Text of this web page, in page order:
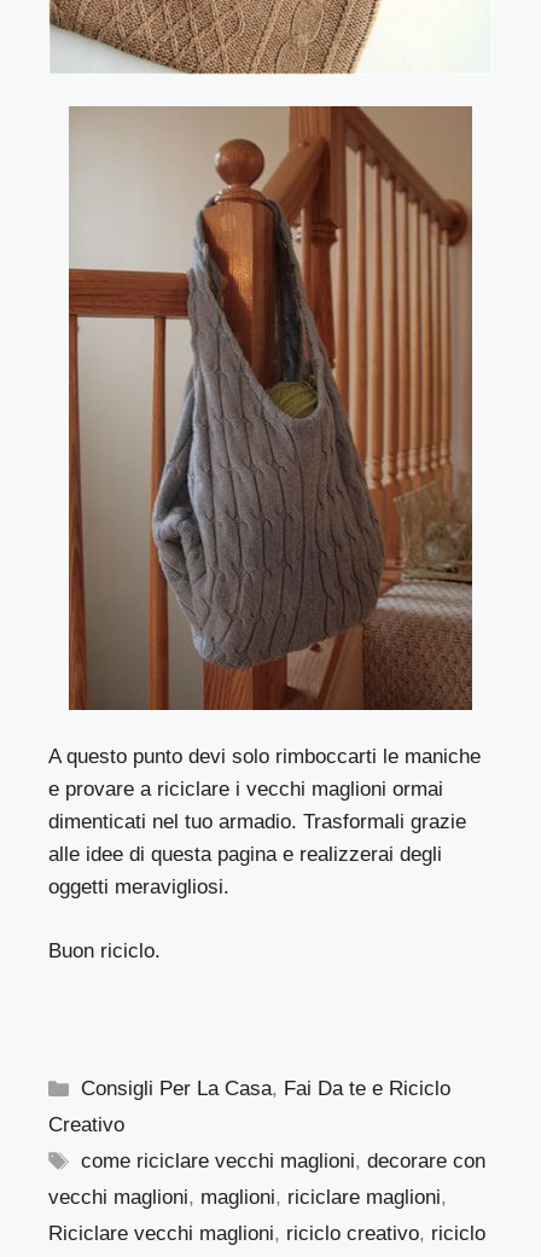
A questo punto devi solo rimboccarti le maniche
e provare a riciclare i vecchi maglioni ormai
dimenticati nel tuo armadio. Trasformali grazie
alle idee di questa pagina e realizzerai degli
oggetti meravigliosi.
Buon riciclo.
Categorie
Consigli Per La Casa, Fai Da te e Riciclo
Creativo
Tag
come riciclare vecchi maglioni,decorare con
vecchi maglioni, maglioni, riciclare maglioni,
Riciclare vecchi maglioni, riciclo creativo, riciclo